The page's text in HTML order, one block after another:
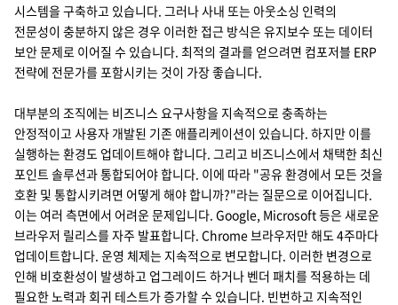
시스템을 구축하고 있습니다. 그러나 사내 또는 아웃소싱 인력의
전문성이 충분하지 않은 경우 이러한 접근 방식은 유지보수 또는 데이터
보안 문제로 이어질 수 있습니다. 최적의 결과를 얻으려면 컴포저블 ERP
전략에 전문가를 포함시키는 것이 가장 좋습니다.
대부분의 조직에는 비즈니스 요구사항을 지속적으로 충족하는
안정적이고 사용자 개발된 기존 애플리케이션이 있습니다. 하지만 이를
실행하는 환경도 업데이트해야 합니다. 그리고 비즈니스에서 채택한 최신
포인트 솔루션과 통합되어야 합니다. 이에 따라 "공유 환경에서 모든 것을
호환 및 통합시키려면 어떻게 해야 합니까?"라는 질문으로 이어집니다.
이는 여러 측면에서 어려운 문제입니다. Google, Microsoft 등은 새로운
브라우저 릴리스를 자주 발표합니다. Chrome 브라우저만 해도 4주마다
업데이트합니다. 운영 체제는 지속적으로 변모합니다. 이러한 변경으로
인해 비호환성이 발생하고 업그레이드 하거나 벤더 패치를 적용하는 데
필요한 노력과 회귀 테스트가 증가할 수 있습니다. 빈번하고 지속적인